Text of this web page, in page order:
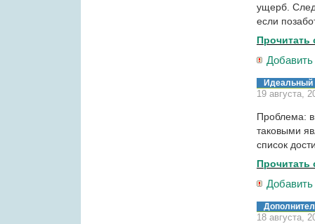
ущерб.
если
Прочитать
Идеальный
19 августа,
Проблема:
таковыми
список
Прочитать
18 августа,